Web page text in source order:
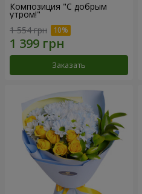
Композиция "С добрым
утром!"
1 554 грн
Заказать